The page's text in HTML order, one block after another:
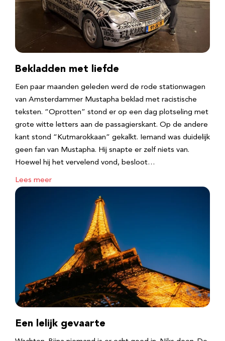
Bekladden met liefde
Een paar maanden geleden werd de rode stationwagen
van Amsterdammer Mustapha beklad met racistische
teksten. “Oprotten” stond er op een dag plotseling met
grote witte letters aan de passagierskant. Op de andere
kant stond “Kutmarokkaan” gekalkt. Iemand was duidelijk
geen fan van Mustapha. Hij snapte er zelf niets van.
Hoewel hij het vervelend vond, besloot…
Lees meer
Een lelijk gevaarte